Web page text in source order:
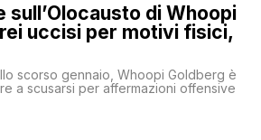
sull’Olocausto di Whoopi
uccisi per motivi fisici,
scorso gennaio, Whoopi Goldberg è
a scusarsi per affermazioni offensive